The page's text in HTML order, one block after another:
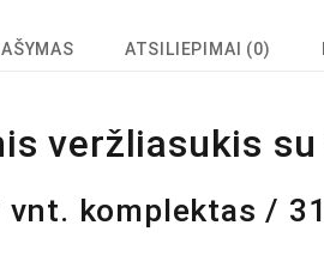
ATSILIEPIMAI (0)
veržliasukis
vnt. komplektas /